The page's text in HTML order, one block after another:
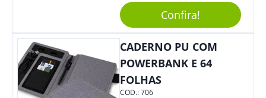
Com Detalhes Em Metal, Essa
Incrível Caneta Esferográfica É
Acionada Na Por Clic Na Parte
Superior.
Confira!
CADERNO PU COM
POWERBANK E 64
FOLHAS
COD.:706